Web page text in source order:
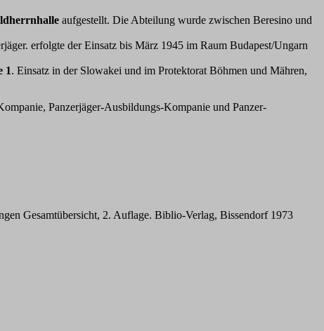
aufgestellt. Die Abteilung wurde zwischen Beresino und
erfolgte der Einsatz bis März 1945 im Raum Budapest/Ungarn
1. Einsatz in der Slowakei und im Protektorat Böhmen und Mähren,
Panzerjäger-Ausbildungs-Kompanie und Panzer-
Gesamtübersicht, 2. Auflage. Biblio-Verlag, Bissendorf 1973